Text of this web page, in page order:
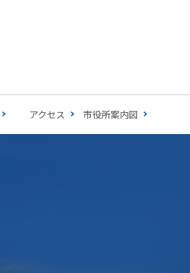
アクセス 市役所案内図